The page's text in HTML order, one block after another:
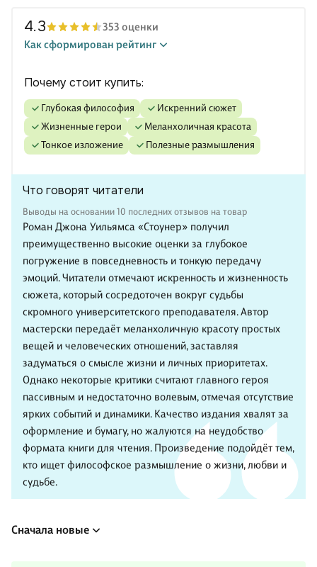
4.3
353 оценки
Как сформирован рейтинг
Почему стоит купить:
глубокая философия
искренний сюжет
жизненные герои
меланхоличная красота
тонкое изложение
полезные размышления
Что говорят читатели
Выводы на основании 10 последних отзывов на товар
Роман Джона Уильямса «Стоунер» получил
преимущественно высокие оценки за глубокое
погружение в повседневность и тонкую передачу
эмоций. Читатели отмечают искренность и жизненность
сюжета, который сосредоточен вокруг судьбы
скромного университетского преподавателя. Автор
мастерски передаёт меланхоличную красоту простых
вещей и человеческих отношений, заставляя
задуматься о смысле жизни и личных приоритетах.
Однако некоторые критики считают главного героя
пассивным и недостаточно волевым, отмечая отсутствие
ярких событий и динамики. Качество издания хвалят за
оформление и бумагу, но жалуются на неудобство
формата книги для чтения. Произведение подойдёт тем,
кто ищет философское размышление о жизни, любви и
судьбе.
Сначала новые